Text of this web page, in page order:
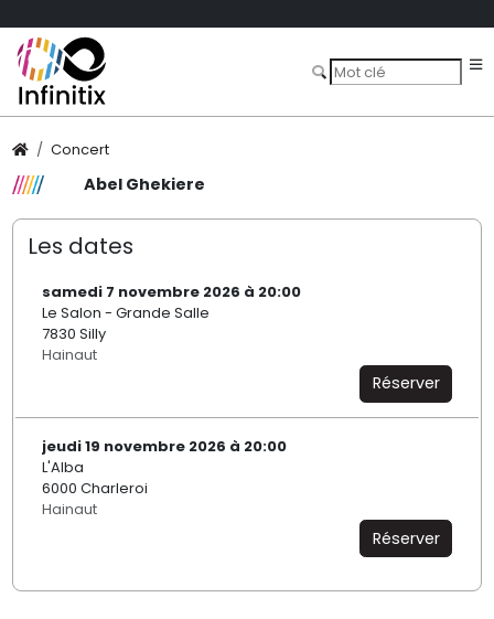
Concert
Abel Ghekiere
Les dates
samedi 7 novembre 2026 à 20:00
Le Salon - Grande Salle
7830 Silly
Hainaut
Réserver
jeudi 19 novembre 2026 à 20:00
L'Alba
6000 Charleroi
Hainaut
Réserver